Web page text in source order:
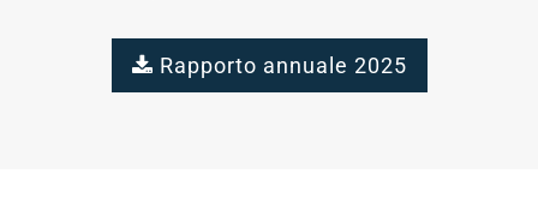
 Rapporto annuale 2025